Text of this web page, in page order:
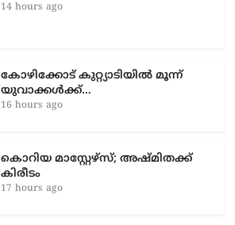
14 hours ago
കോഴിക്കോട് കുറ്റ്യാടിയിൽ മൂന്ന്
യുവാക്കൾക്ക്…
16 hours ago
കൊറിയ മാസ്റ്റേഴ്സ്; അഷ്മിതക്ക്
കിരീടം
17 hours ago